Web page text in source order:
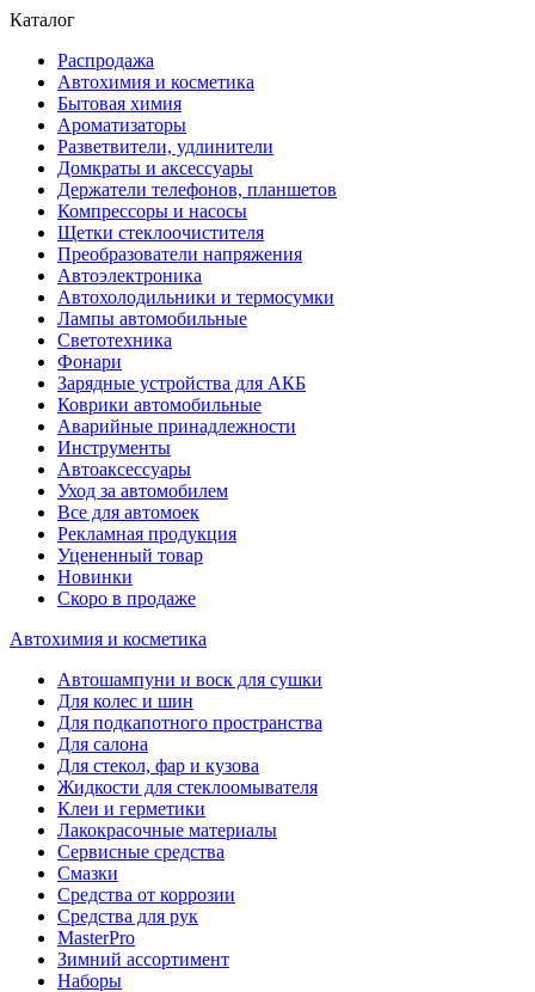
Каталог
Распродажа
Автохимия и косметика
Бытовая химия
Ароматизаторы
Разветвители, удлинители
Домкраты и аксессуары
Держатели телефонов, планшетов
Компрессоры и насосы
Щетки стеклоочистителя
Преобразователи напряжения
Автоэлектроника
Автохолодильники и термосумки
Лампы автомобильные
Светотехника
Фонари
Зарядные устройства для АКБ
Коврики автомобильные
Аварийные принадлежности
Инструменты
Автоаксессуары
Уход за автомобилем
Все для автомоек
Рекламная продукция
Уцененный товар
Новинки
Скоро в продаже
Автохимия и косметика
Автошампуни и воск для сушки
Для колес и шин
Для подкапотного пространства
Для салона
Для стекол, фар и кузова
Жидкости для стеклоомывателя
Клеи и герметики
Лакокрасочные материалы
Сервисные средства
Смазки
Средства от коррозии
Средства для рук
MasterPro
Зимний ассортимент
Наборы